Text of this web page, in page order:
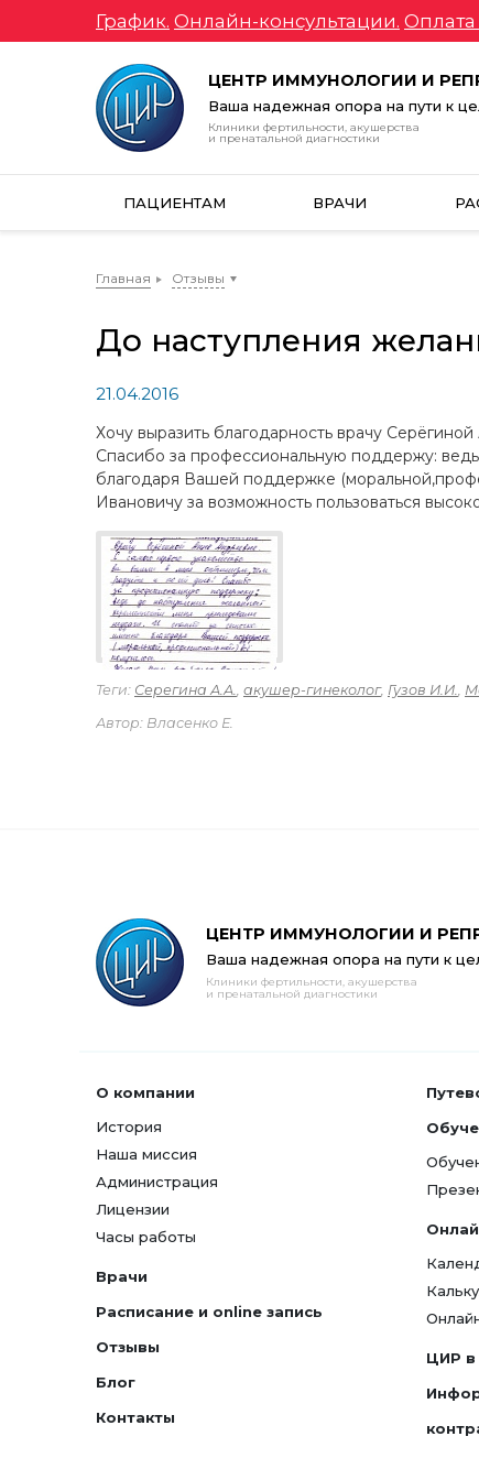
График. Онлайн-консультации.
ЦЕНТР ИММУНОЛОГИИ И
Ваша надежная опора на пути к
Клиники фертильности, акушерства
и пренатальной диагностики
ПАЦИЕНТАМ ВРАЧИ
Главная Отзывы
До наступления
21.04.2016
Хочу выразить благодарность врачу
Спасибо за профессиональную поддержу:
благодаря Вашей поддержке
Ивановичу за возможность пользоваться
Теги: Серегина А.А., акушер-гинеколог, Гузов И.И.,
Автор: Власенко Е.
ЦЕНТР ИММУНОЛОГИИ И
Ваша надежная опора на пути к
Клиники фертильности, акушерства
и пренатальной диагностики
О компании
История
Наша миссия
Администрация
Лицензии
Часы работы
Врачи
Расписание и online запись
Отзывы
Блог
Контакты
ЦИР